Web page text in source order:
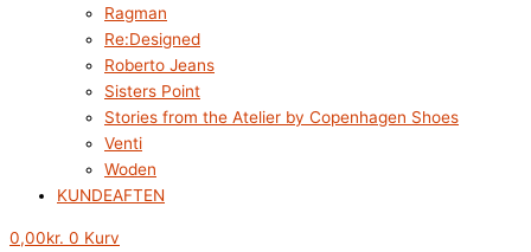
Ragman
Re:Designed
Roberto Jeans
Sisters Point
Stories from the Atelier by Copenhagen Shoes
Venti
Woden
KUNDEAFTEN
0,00kr. 0 Kurv